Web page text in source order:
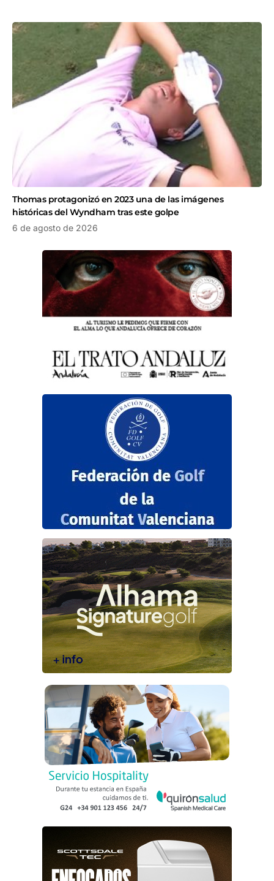
Thomas protagonizó en 2023 una de las imágenes
históricas del Wyndham tras este golpe
6 de agosto de 2026